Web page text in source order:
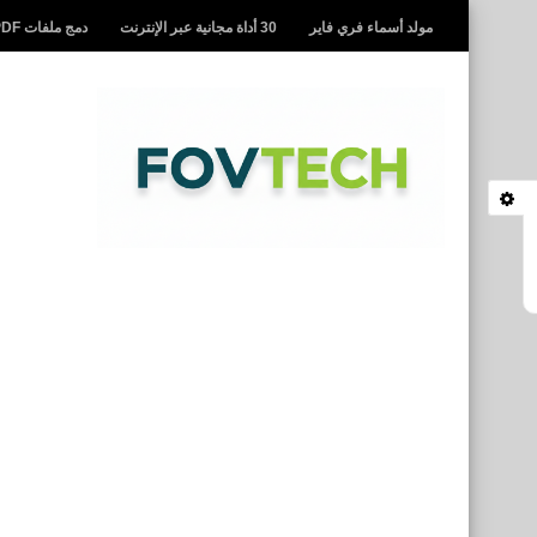
مولد أسماء فري فاير 30 أداة مجانية عبر الإنترنت دمج ملفات PDF